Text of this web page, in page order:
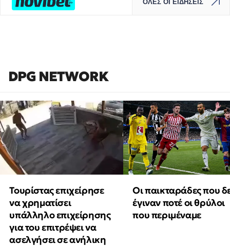
ΟΛΕΣ ΟΙ ΕΙΔΗΣΕΙΣ
DPG NETWORK
Τουρίστας επιχείρησε
να χρηματίσει
υπάλληλο επιχείρησης
για του επιτρέψει να
ασελγήσει σε ανήλικη
Οι παικταράδες που
έγιναν ποτέ οι θρύλοι
που περιμέναμε